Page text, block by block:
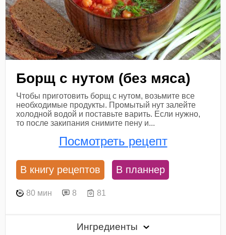
Борщ с нутом (без мяса)
Чтобы приготовить борщ с нутом, возьмите все
необходимые продукты. Промытый нут залейте
холодной водой и поставьте варить. Если нужно,
то после закипания снимите пену и...
Посмотреть рецепт
В книгу рецептов В планнер
80 мин 8 81
Ингредиенты